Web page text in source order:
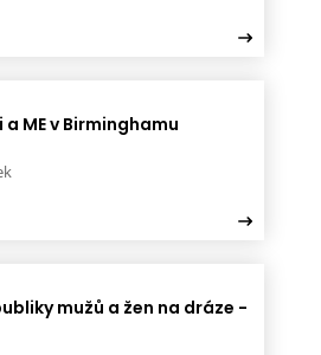
a ME v Birminghamu
mužů a žen na dráze -